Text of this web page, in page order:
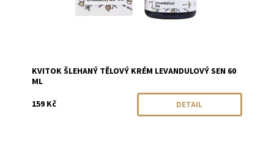
KVITOK ŠLEHANÝ TĚLOVÝ KRÉM LEVANDULOVÝ SEN 60
ML
159 Kč
DETAIL